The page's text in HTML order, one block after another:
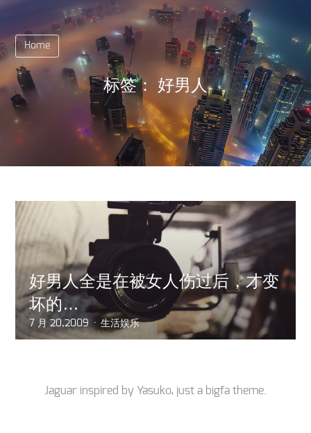
Home
标签： 好男人
好男人全是在被女人伤过后，才变
坏的…
7 月 20,2009 生活娱乐
Jaguar inspired by Yasuko, just a bigfa theme.